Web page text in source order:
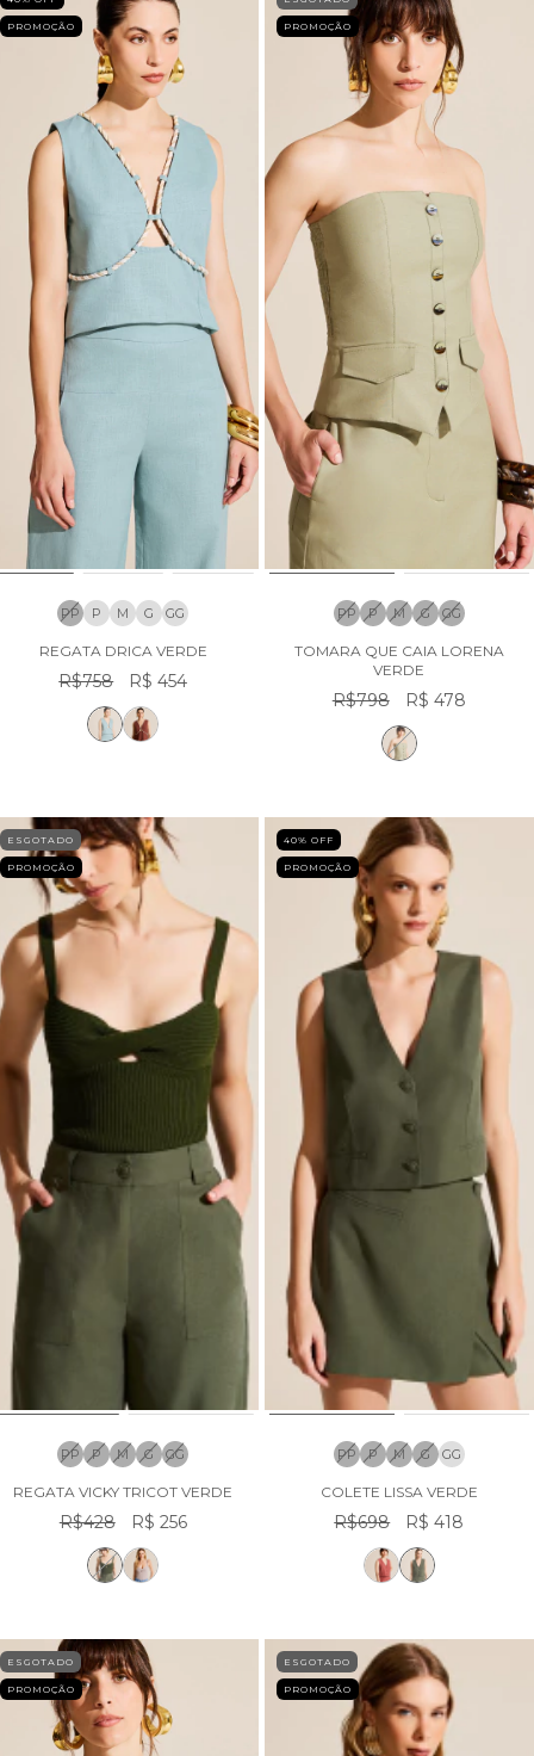
PROMOÇÃO
PP P M G GG
REGATA DRICA VERDE
R$758 R$ 454
PROMOÇÃO
PP P M G GG
TOMARA QUE CAIA LORENA
VERDE
R$798 R$ 478
ESGOTADO
PROMOÇÃO
PP P M G GG
REGATA VICKY TRICOT VERDE
R$428 R$ 256
40% OFF
PROMOÇÃO
PP P M G GG
COLETE LISSA VERDE
R$698 R$ 418
ESGOTADO
PROMOÇÃO
ESGOTADO
PROMOÇÃO